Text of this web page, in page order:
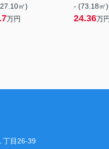
㎡)
万円
- (73.18㎡)
24.36万円
丁目26-39